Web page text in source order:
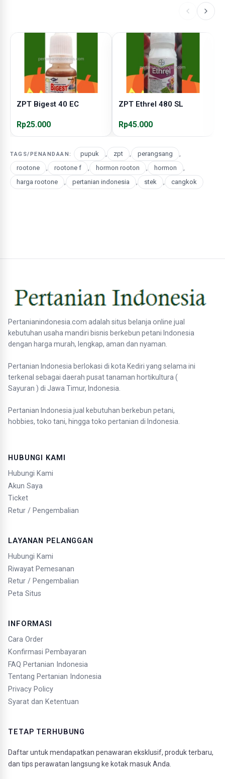
ZPT Bigest 40 EC
Rp25.000
ZPT Ethrel 480 SL
Rp45.000
TAGS/PENANDAAN: pupuk , zpt , perangsang
,
rootone
, rootone f , hormon rooton , hormon
,
harga rootone
, pertanian indonesia , stek , cangkok
Pertanianindonesia.com adalah situs belanja online jual
kebutuhan usaha mandiri bisnis berkebun petani Indonesia
dengan harga murah, lengkap, aman dan nyaman.
Pertanian Indonesia berlokasi di kota Kediri yang selama ini
terkenal sebagai daerah pusat tanaman hortikultura (
Sayuran ) di Jawa Timur, Indonesia.
Pertanian Indonesia jual kebutuhan berkebun petani,
hobbies, toko tani, hingga toko pertanian di Indonesia.
HUBUNGI KAMI
Hubungi Kami
Akun Saya
Ticket
Retur / Pengembalian
LAYANAN PELANGGAN
Hubungi Kami
Riwayat Pemesanan
Retur / Pengembalian
Peta Situs
INFORMASI
Cara Order
Konfirmasi Pembayaran
FAQ Pertanian Indonesia
Tentang Pertanian Indonesia
Privacy Policy
Syarat dan Ketentuan
TETAP TERHUBUNG
Daftar untuk mendapatkan penawaran eksklusif, produk terbaru,
dan tips perawatan langsung ke kotak masuk Anda.